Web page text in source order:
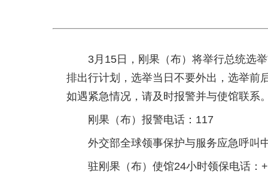
3月15日，刚果（布）将举行总统选
排出行计划，选举当日不要外出，选举前
如遇紧急情况，请及时报警并与使馆联系
刚果（布）报警电话：117
外交部全球领事保护与服务应急呼叫
驻刚果（布）使馆24小时领保电话：